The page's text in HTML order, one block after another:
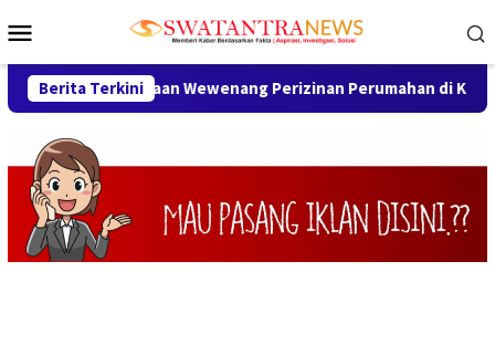
ke
Mobile
Berita TerkiniWewenang Perizinan Perumahan di